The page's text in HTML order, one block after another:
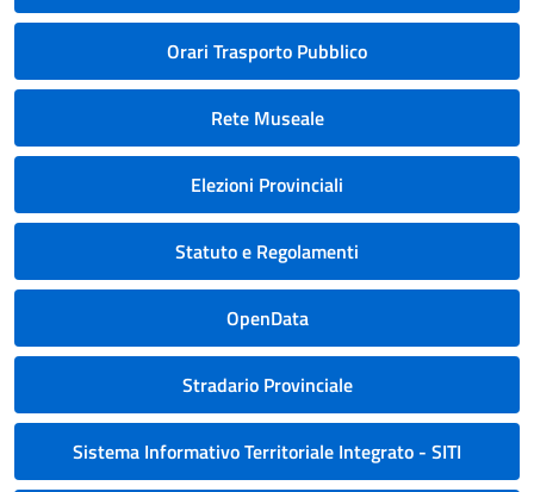
Orari Trasporto Pubblico
Rete Museale
Elezioni Provinciali
Statuto e Regolamenti
OpenData
Stradario Provinciale
Sistema Informativo Territoriale Integrato - SITI